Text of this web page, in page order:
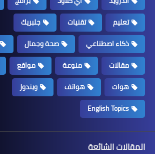
تعليم
تقنيات
جلبريك
ذكاء اصطناعي
صحة وجمال
مقالات
منوعة مواقع
هوات
هواتف
ويندوز
English Topics
المقالات الشائعة